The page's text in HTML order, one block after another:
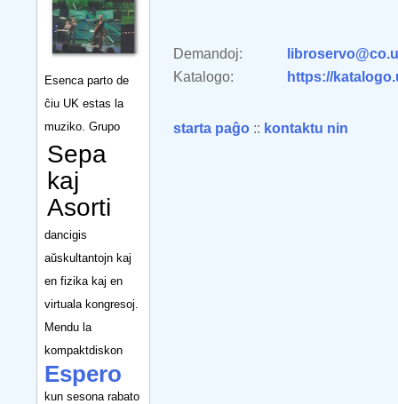
Esenca parto de
ĉiu UK estas la
muziko. Grupo
Sepa
kaj
Asorti
dancigis
aŭskultantojn kaj
en fizika kaj en
virtuala kongresoj.
Mendu la
kompaktdiskon
Espero
kun sesona rabato
Demandoj:
Katalogo:
https://
starta paĝo :: kontaktu nin